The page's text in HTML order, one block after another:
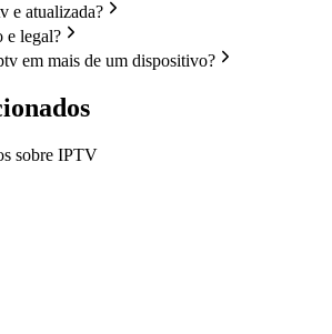
e atualizada?
e legal?
em mais de um dispositivo?
sobre IPTV